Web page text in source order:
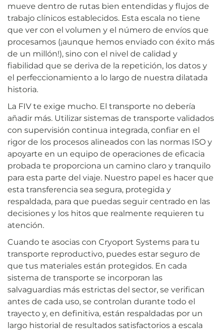
mueve dentro de rutas bien entendidas y flujos de
trabajo clínicos establecidos. Esta escala no tiene
que ver con el volumen y el número de envíos que
procesamos (¡aunque hemos enviado con éxito más
de un millón!), sino con el nivel de calidad y
fiabilidad que se deriva de la repetición, los datos y
el perfeccionamiento a lo largo de nuestra dilatada
historia.
La FIV te exige mucho. El transporte no debería
añadir más. Utilizar sistemas de transporte validados
con supervisión continua integrada, confiar en el
rigor de los procesos alineados con las normas ISO y
apoyarte en un equipo de operaciones de eficacia
probada te proporciona un camino claro y tranquilo
para esta parte del viaje. Nuestro papel es hacer que
esta transferencia sea segura, protegida y
respaldada, para que puedas seguir centrado en las
decisiones y los hitos que realmente requieren tu
atención.
Cuando te asocias con Cryoport Systems para tu
transporte reproductivo, puedes estar seguro de
que tus materiales están protegidos. En cada
sistema de transporte se incorporan las
salvaguardias más estrictas del sector, se verifican
antes de cada uso, se controlan durante todo el
trayecto y, en definitiva, están respaldadas por un
largo historial de resultados satisfactorios a escala